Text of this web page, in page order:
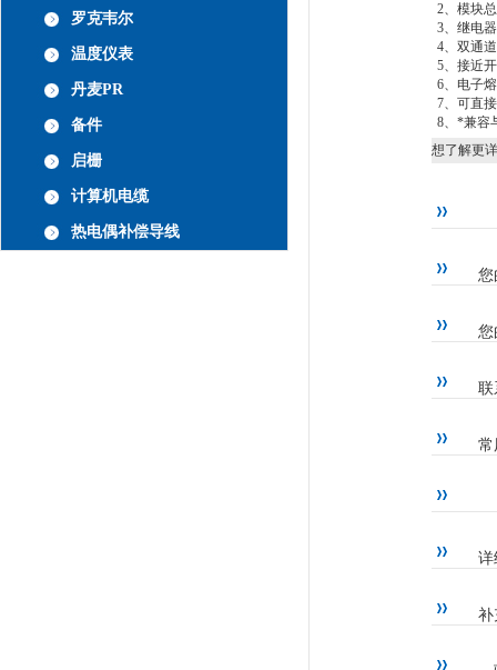
罗克韦尔
温度仪表
丹麦PR
备件
启栅
计算机电缆
热电偶补偿导线
2、模块
3、继电
4、双通
5、接近
6、电子
7、可直
8、*兼容
想了解更
您
您
联
常
详
补